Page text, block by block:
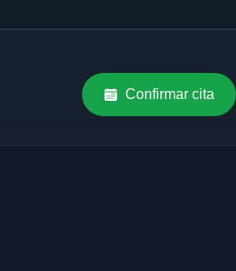
Confirmar cita